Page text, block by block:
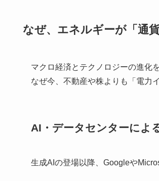
なぜ、エネルギーが「通
マクロ経済とテクノロジーの進化
なぜ今、不動産や株よりも「電力
AI・データセンターによ
生成AIの登場以降、Googleや